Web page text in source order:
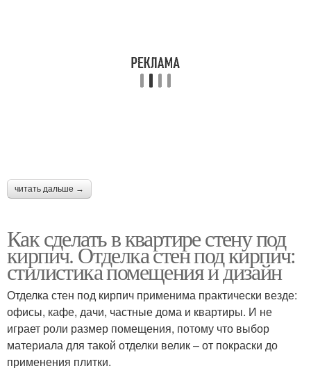
читать дальше →
Как сделать в квартире стену под
кирпич. Отделка стен под кирпич:
стилистика помещения и дизайн
Отделка стен под кирпич применима практически везде:
офисы, кафе, дачи, частные дома и квартиры. И не
играет роли размер помещения, потому что выбор
материала для такой отделки велик – от покраски до
применения плитки.